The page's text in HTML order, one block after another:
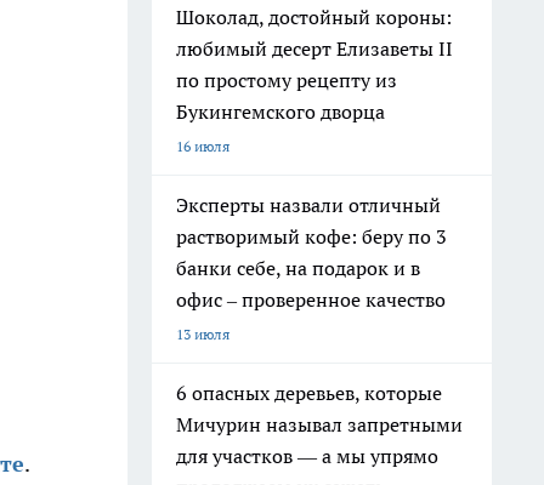
.
Шоколад, достойный короны:
любимый десерт Елизаветы II
по простому рецепту из
Букингемского дворца
16 июля
Эксперты назвали отличный
растворимый кофе: беру по 3
банки себе, на подарок и в
офис – проверенное качество
13 июля
6 опасных деревьев, которые
Мичурин называл запретными
для участков — а мы упрямо